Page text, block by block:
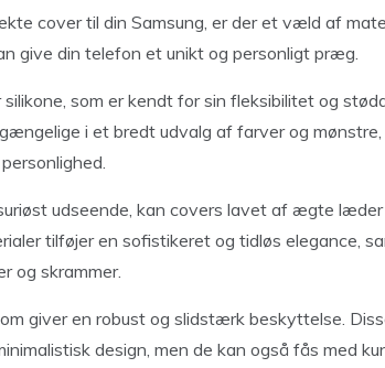
cover til din Samsung, er der et væld af
give din telefon et unikt og personligt præg.
som er kendt for sin fleksibilitet og
i et bredt udvalg af farver og
udseende, kan covers lavet af ægte
tilføjer en sofistikeret og tidløs elegance,
og skrammer.
giver en robust og slidstærk beskyttelse.
design, men de kan også fås med